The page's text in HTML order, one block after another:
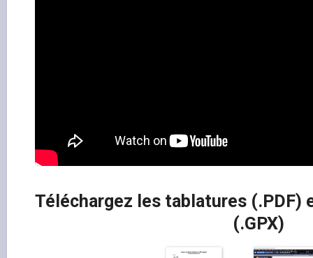
Téléchargez les tablatures
(.GPX)